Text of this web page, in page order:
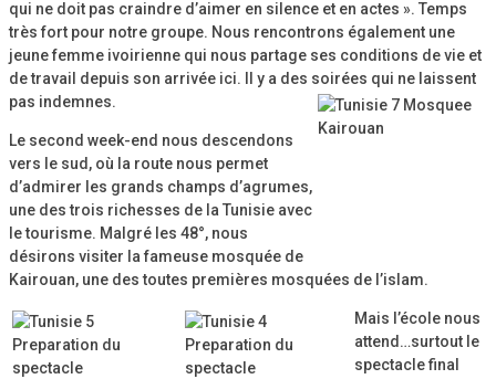
qui ne doit pas craindre d’aimer en silence et en actes ». Temps
très fort pour notre groupe. Nous rencontrons également une
jeune femme ivoirienne qui nous partage ses conditions de vie et
de travail depuis son arrivée ici. Il y a des soirées qui ne laissent
pas indemnes.
Le second week-end nous descendons
vers le sud, où la route nous permet
d’admirer les grands champs d’agrumes,
une des trois richesses de la Tunisie avec
le tourisme. Malgré les 48°, nous
désirons visiter la fameuse mosquée de
Kairouan, une des toutes premières mosquées de l’islam.
Mais l’école nous
attend…surtout le
spectacle final